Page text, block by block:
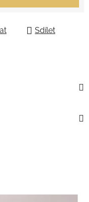
Sdílet